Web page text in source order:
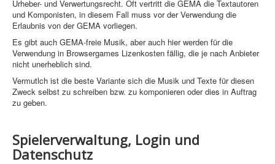
Grafik
JavaScript
Sicherheit
Home
PHP
Urheber- und Verwertungsrecht. Oft vertritt die GEMA die Textautoren
und Komponisten, in diesem Fall muss vor der Verwendung die
Erlaubnis von der GEMA vorliegen.
Es gibt auch GEMA-freie Musik, aber auch hier werden für die
Verwendung in Browsergames Lizenkosten fällig, die je nach Anbieter
nicht unerheblich sind.
Vermutlch ist die beste Variante sich die Musik und Texte für diesen
Zweck selbst zu schreiben bzw. zu komponieren oder dies in Auftrag
zu geben.
Spielerverwaltung, Login und
Datenschutz